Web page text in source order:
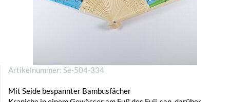
Artikelnummer: Se-504-334
Mit Seide bespannter Bambusfächer